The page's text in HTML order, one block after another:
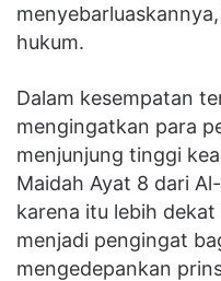
hukum.
Dalam kesempatan
mengingatkan para
menjunjung tinggi
Maidah Ayat 8 dari
karena itu lebih
menjadi pengingat
mengedepankan